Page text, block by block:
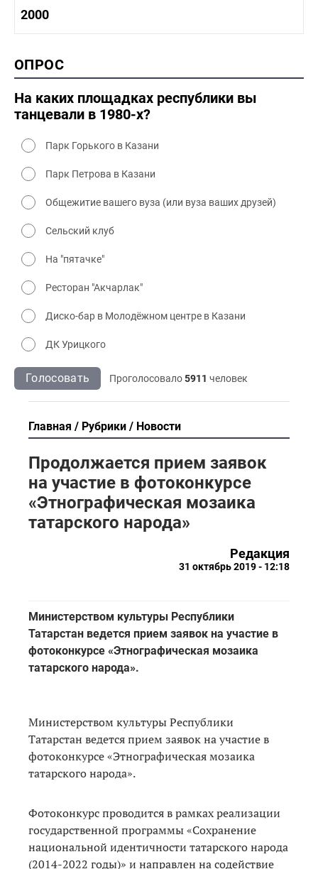
1990-2000 культура
2000
2000 промышленность
2000 культура
ОПРОС
На каких площадках республики вы
танцевали в 1980-х?
Парк Горького в Казани
Парк Петрова в Казани
Общежитие вашего вуза (или вуза ваших друзей)
Сельский клуб
На "пятачке"
Ресторан "Акчарлак"
Диско-бар в Молодёжном центре в Казани
ДК Урицкого
Голосовать Проголосовало5911 человек
Главная Рубрики Новости
Продолжается прием заявок
на участие в фотоконкурсе
«Этнографическая мозаика
татарского народа»
Редакция
31 октябрь 2019 - 12:18
Министерством культуры Республики
Татарстан ведется прием заявок на участие в
фотоконкурсе «Этнографическая мозаика
татарского народа».
Министерством культуры Республики
Татарстан ведется прием заявок на участие в
фотоконкурсе «Этнографическая мозаика
татарского народа».
Фотоконкурс проводится в рамках реализации
государственной программы «Сохранение
национальной идентичности татарского народа
(2014-2022 годы)» и направлен на содействие